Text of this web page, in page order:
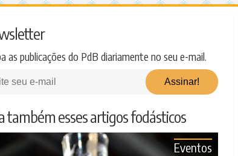
as publicações do PdB diariamente no seu e-mail.
também esses artigos fodásticos
Eventos